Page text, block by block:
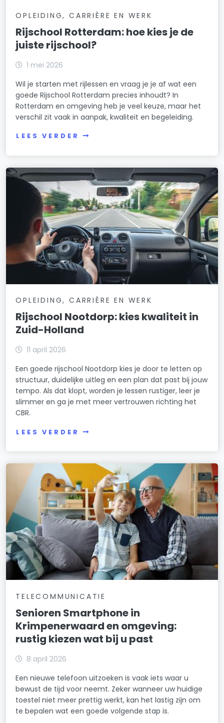
OPLEIDING, CARRIÈRE EN WERK
Rijschool Rotterdam: hoe kies je de
juiste rijschool?
1 mei 2026
Wil je starten met rijlessen en vraag je je af wat een
goede Rijschool Rotterdam precies inhoudt? In
Rotterdam en omgeving heb je veel keuze, maar het
verschil zit vaak in aanpak, kwaliteit en begeleiding.
LEES VERDER
OPLEIDING, CARRIÈRE EN WERK
Rijschool Nootdorp: kies kwaliteit in
Zuid-Holland
11 april 2026
Een goede rijschool Nootdorp kies je door te letten op
structuur, duidelijke uitleg en een plan dat past bij jouw
tempo. Als dat klopt, worden je lessen rustiger, leer je
slimmer en ga je met meer vertrouwen richting het
CBR.
LEES VERDER
TELECOMMUNICATIE
Senioren Smartphone in
Krimpenerwaard en omgeving:
rustig kiezen wat bij u past
8 april 2026
Een nieuwe telefoon uitzoeken is vaak iets waar u
bewust de tijd voor neemt. Zeker wanneer uw huidige
toestel niet meer prettig werkt, kan het lastig zijn om
te bepalen wat een goede volgende stap is.